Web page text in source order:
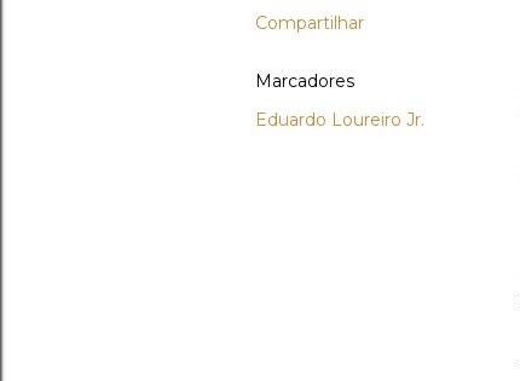
Compartilhar
Marcadores
Eduardo Loureiro Jr.